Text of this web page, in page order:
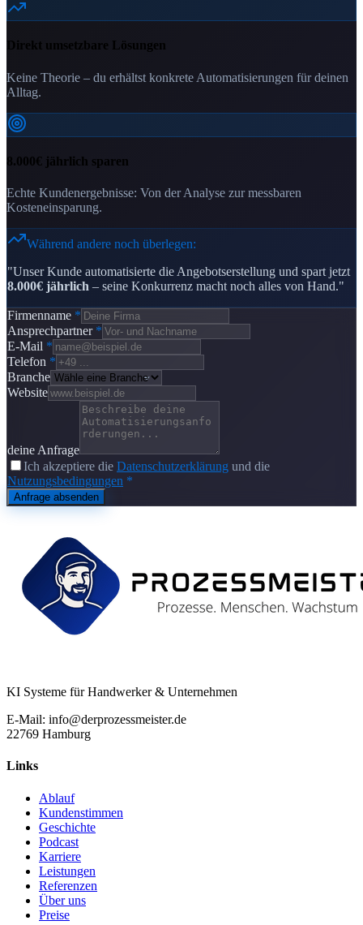
Direkt umsetzbare Lösungen
Keine Theorie – du erhältst konkrete Automatisierungen für deinen
Alltag.
8.000€ jährlich sparen
Echte Kundenergebnisse: Von der Analyse zur messbaren
Kosteneinsparung.
Während andere noch überlegen:
"Unser Kunde automatisierte die Angebotserstellung und spart jetzt
8.000€ jährlich – seine Konkurrenz macht noch alles von Hand."
Firmenname *
Ansprechpartner *
E-Mail *
Telefon *
Branche
Website
deine Anfrage
Ich akzeptiere die Datenschutzerklärung und die
Nutzungsbedingungen *
Anfrage absenden
KI Systeme für Handwerker & Unternehmen
E-Mail: info@derprozessmeister.de
22769 Hamburg
Links
Ablauf
Kundenstimmen
Geschichte
Podcast
Karriere
Leistungen
Referenzen
Über uns
Preise